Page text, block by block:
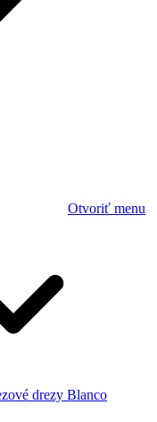
Otvoriť menu
drezy Blanco